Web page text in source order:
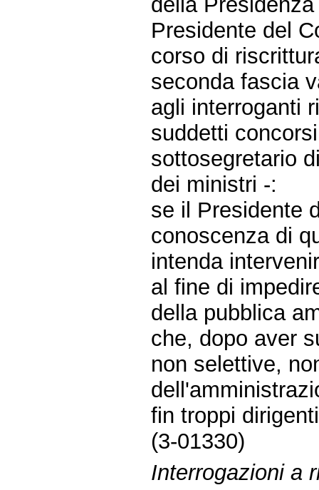
Presidente del
corso di
seconda fascia
agli interroganti
suddetti
sottosegretario
dei ministri -:
se il Presidente
conoscenza di
intenda
al fine di
della pubblica
che, dopo aver
non selettive,
fin troppi
(3-01330)
Interrogazioni a